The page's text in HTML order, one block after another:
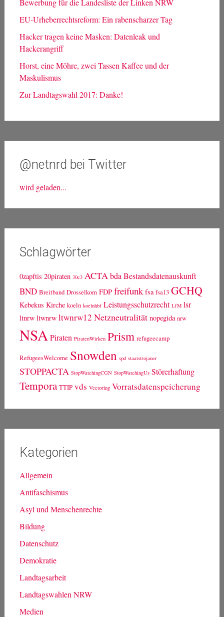
Bewerbung für die Landesliste der Linken NRW
EU-Urheberrechtsreform: Ein rabenscharzer Tag
Hacker tragen keine Masken: Datenleak und
Hackerangriff
Horst, eine Möhre, zwei Tassen Kaffee und der
Maskulismus
Zur Landtagswahl 2017: Danke!
@netnrd bei Twitter
wird geladen...
Schlagwörter
0zapftis 20piraten 30c3 ACTA bda Bestandsdatenauskunft
BND Breitband Drosselkom FDP freifunk fsa fsa13 GCHQ
Kebekus Kirche koeln koelnhbf Leistungsschutzrecht LfM lsr
ltnrw ltwnrw ltwnrw12 Netzneutralität nopegida nrw
NSA Piraten PiratenWirken Prism refugeecamp
RefugeesWelcome Snowden spd staatstrojaner
STOPPACTA StopWatchingCGN StopWatchingUs Störerhaftung
Tempora TTIP vds Vectoring Vorratsdatenspeicherung
Kategorien
Allgemein
Antifaschismus
Asyl und Menschenrechte
Bildung
Datenschutz
Demokratie
Landtagsarbeit
Landtagswahlen NRW
Medien